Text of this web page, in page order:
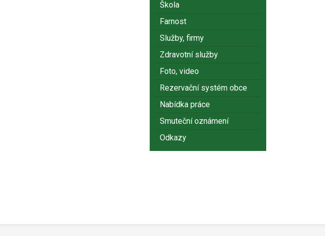
Škola
Farnost
Služby, firmy
Zdravotní služby
Foto, video
Rezervační systém obce
Nabídka práce
Smuteční oznámení
Odkazy